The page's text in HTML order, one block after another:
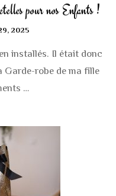
pour nos Enfants !
2025
installés. Il était donc
Garde-robe de ma fille
…